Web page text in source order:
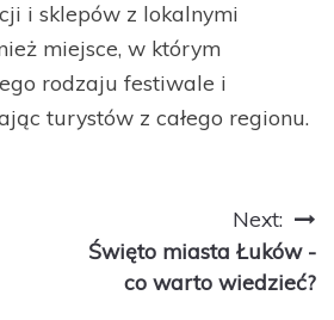
i sklepów z lokalnymi
miejsce, w którym
rodzaju festiwale i
turystów z całego regionu.
Next:
Święto miasta Łuków -
co warto wiedzieć?